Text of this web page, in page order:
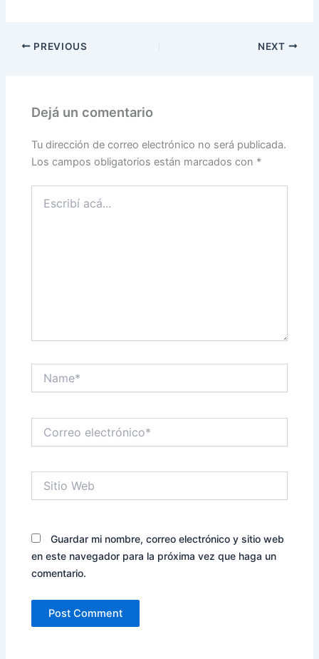
PREVIOUS NEXT
Dejá un comentario
Tu dirección de correo electrónico no será publicada.
Los campos obligatorios están marcados con *
acá...
electrónico*
Web
Guardar mi nombre, correo electrónico y sitio web
en este navegador para la próxima vez que haga un
comentario.